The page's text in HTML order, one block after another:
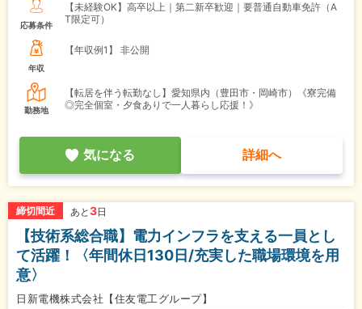
応募条件
【未経験OK】高卒以上｜第二新卒歓迎｜要普通自動車免許（A
T限定可）
年収
【年収例1】 非公開
勤務地
【転居を伴う転勤なし】愛知県内（豊田市・岡崎市）《寮完備
◎完全個室・夕食ありで一人暮らし応援！》
気になる 詳細へ
締切間近 あと 3日
【技術系総合職】電力インフラを支える一員とし
て活躍！〈年間休日130日/充実した職場環境を用
意〉
日新電機株式会社【住友電工グループ】